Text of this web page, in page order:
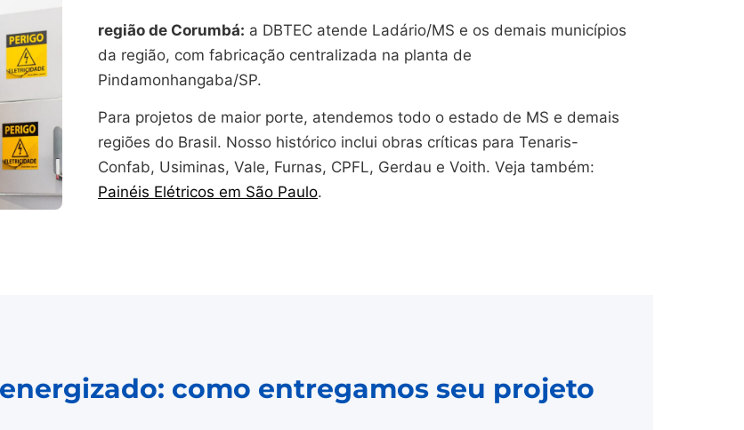
região de Corumbá: a DBTEC atende Ladário/MS e os demais municípios
da região, com fabricação centralizada na planta de
Pindamonhangaba/SP.
Para projetos de maior porte, atendemos todo o estado de MS e demais
regiões do Brasil. Nosso histórico inclui obras críticas para Tenaris-
Confab, Usiminas, Vale, Furnas, CPFL, Gerdau e Voith. Veja também:
Painéis Elétricos em São Paulo.
como entregamos seu projeto